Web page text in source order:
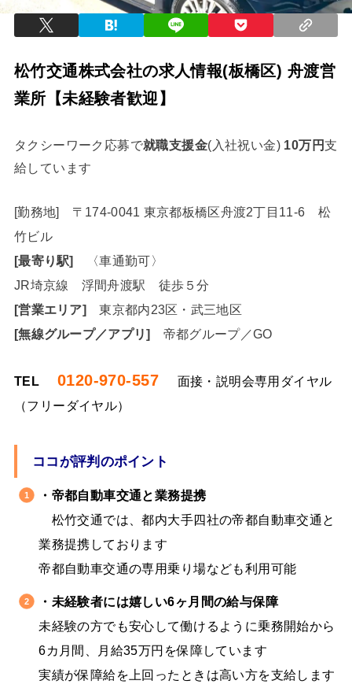
松竹交通株式会社の求人情報(板橋区) 舟渡営
業所【未経験者歓迎】
タクシーワーク応募で就職支援金(入社祝い金) 10万円支
給しています
[勤務地] 〒174-0041 東京都板橋区舟渡2丁目11-6 松
竹ビル
[最寄り駅]
〈車通勤可〉
JR埼京線 浮間舟渡駅 徒歩５分
[営業エリア] 東京都内23区・武三地区
[無線グループ／アプリ] 帝都グループ／GO
TEL 0120-970-557
面接・説明会専用ダイヤル
（フリーダイヤル）
ココが評判のポイント
・帝都自動車交通と業務提携
松竹交通では、都内大手四社の帝都自動車交通と
業務提携しております
帝都自動車交通の専用乗り場なども利用可能
・未経験者には嬉しい6ヶ月間の給与保障
未経験の方でも安心して働けるように乗務開始から
6カ月間、月給35万円を保障しています
実績が保障給を上回ったときは高い方を支給します